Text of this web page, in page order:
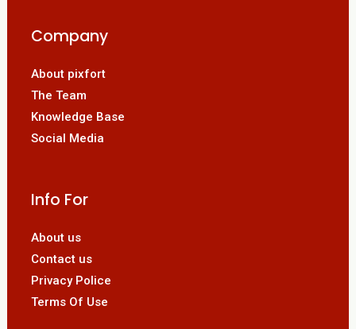
Company
About pixfort
The Team
Knowledge Base
Social Media
Info For
About us
Contact us
Privacy Police
Terms Of Use